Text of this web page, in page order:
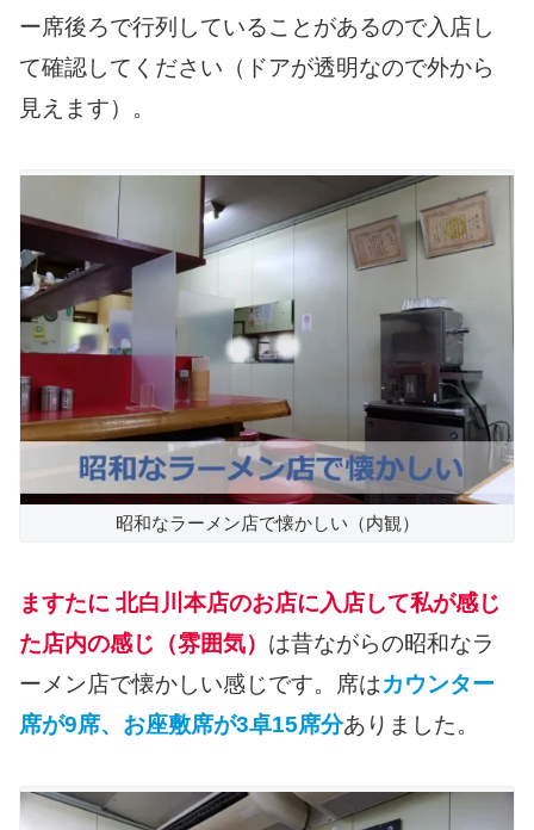
ー席後ろで行列していることがあるので入店し
て確認してください（ドアが透明なので外から
見えます）。
昭和なラーメン店で懐かしい（内観）
ますたに 北白川本店のお店に入店して私が感じ
た店内の感じ（雰囲気） は昔ながらの昭和なラ
ーメン店で懐かしい感じです。席はカウンター
席が9席、お座敷席が3卓15席分ありました。